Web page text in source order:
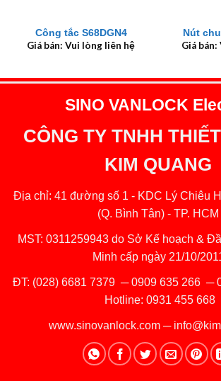
Công tắc S68DGN4
Giá bán: Vui lòng liên hệ
Nút
Giá
SINO VANLOCK
CÔNG TY TNHH
KIM QUANG
Địa chỉ: 41 đường số 1 - KDC Lý Chiêu
(Q. Bình Tân) - TP. HCM
MST: 0311259943 do Sở Kế hoạch &
Minh cấp ngày 21/10/
ĐT: (028) 6681 7379 ─0909 635 266─
Hotline: 0931 455 668
www.sinovanlock.com ─